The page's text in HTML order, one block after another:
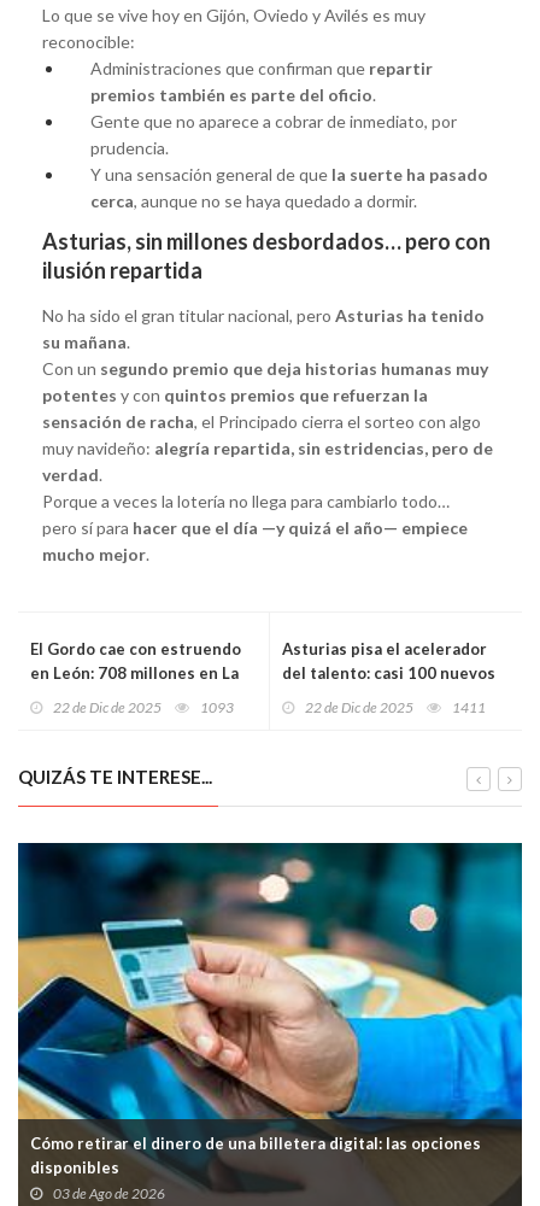
Lo que se vive hoy en Gijón, Oviedo y Avilés es muy
reconocible:
Administraciones que confirman que repartir
premios también es parte del oficio.
Gente que no aparece a cobrar de inmediato, por
prudencia.
Y una sensación general de que la suerte ha pasado
cerca, aunque no se haya quedado a dormir.
Asturias, sin millones desbordados… pero con
ilusión repartida
No ha sido el gran titular nacional, pero Asturias ha tenido
su mañana.
Con un segundo premio que deja historias humanas muy
potentes y con quintos premios que refuerzan la
sensación de racha, el Principado cierra el sorteo con algo
muy navideño: alegría repartida, sin estridencias, pero de
verdad.
Porque a veces la lotería no llega para cambiarlo todo…
pero sí para hacer que el día —y quizá el año— empiece
mucho mejor.
El Gordo cae con estruendo
en León: 708 millones en La
22 de Dic de 2025 1093
Asturias pisa el acelerador
del talento: casi 100 nuevos
22 de Dic de 2025 1411
QUIZÁS TE INTERESE...
Cómo retirar el dinero de una billetera digital: las opciones
disponibles
03 de Ago de 2026